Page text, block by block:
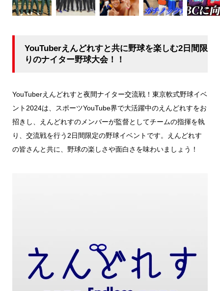
YouTuberえんどれすと共に野球を楽しむ2日間限
りのナイター野球大会！！
YouTuberえんどれすと夜間ナイター交流戦！東京軟式野球イベ
ント2024は、スポーツYouTube界で大活躍中のえんどれすをお
招きし、えんどれすのメンバーが監督としてチームの指揮を執
り、交流戦を行う2日間限定の野球イベントです。えんどれす
の皆さんと共に、野球の楽しさや面白さを味わいましょう！